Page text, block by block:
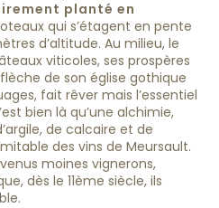
planté en
qui s’étagent en pente
d’altitude. Au milieu, le
viticoles, ses prospères
de son église gothique
fait rêver mais l’essentiel
bien là qu’une alchimie,
de calcaire et de
des vins de Meursault.
moines vignerons,
dès le 11ème siècle, ils